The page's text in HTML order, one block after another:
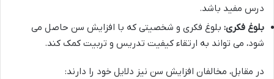
درس مفید باشد.
بلوغ فکری: بلوغ فکری و شخصیتی که با افزایش سن حاصل می
شود، می تواند به ارتقاء کیفیت تدریس و تربیت کمک کند.
در مقابل، مخالفان افزایش سن نیز دلایل خود را دارند: